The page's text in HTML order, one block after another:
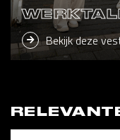
Bekijk deze